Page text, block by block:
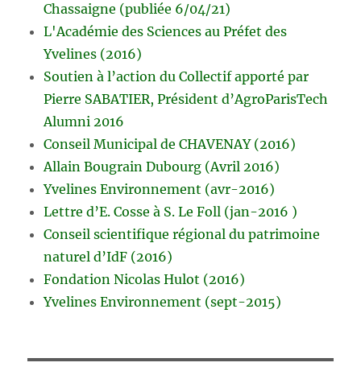
Chassaigne (publiée 6/04/21)
L'Académie des Sciences au Préfet des
Yvelines (2016)
Soutien à l’action du Collectif apporté par
Pierre SABATIER, Président d’AgroParisTech
Alumni 2016
Conseil Municipal de CHAVENAY (2016)
Allain Bougrain Dubourg (Avril 2016)
Yvelines Environnement (avr-2016)
Lettre d’E. Cosse à S. Le Foll (jan-2016 )
Conseil scientifique régional du patrimoine
naturel d’IdF (2016)
Fondation Nicolas Hulot (2016)
Yvelines Environnement (sept-2015)